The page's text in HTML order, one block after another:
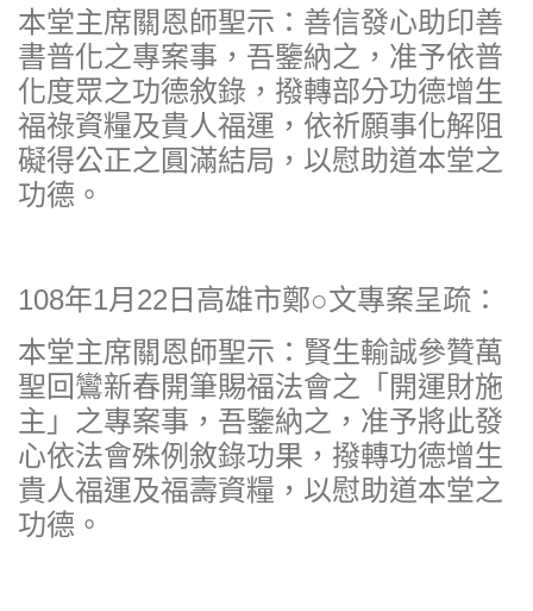
本堂主席關恩師聖示：善信發心助印善
書普化之專案事，吾鑒納之，准予依普
化度眾之功德敘錄，撥轉部分功德增生
福祿資糧及貴人福運，依祈願事化解阻
礙得公正之圓滿結局，以慰助道本堂之
功德。
108年1月22日高雄市鄭○文專案呈疏：
本堂主席關恩師聖示：賢生輸誠參贊萬
聖回鸞新春開筆賜福法會之「開運財施
主」之專案事，吾鑒納之，准予將此發
心依法會殊例敘錄功果，撥轉功德增生
貴人福運及福壽資糧，以慰助道本堂之
功德。